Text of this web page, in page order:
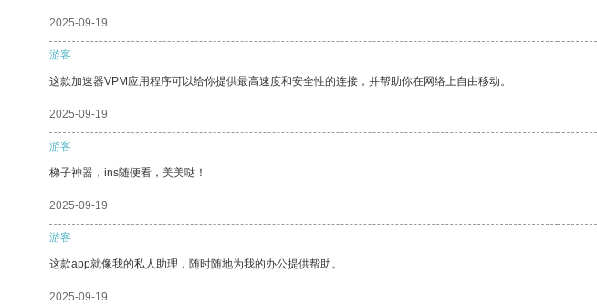
2025-09-19
游客
这款加速器VPM应用程序可以给你提供最高速度和安全性的连接，并帮助你在网络上自由移动。
2025-09-19
游客
梯子神器，ins随便看，美美哒！
2025-09-19
游客
这款app就像我的私人助理，随时随地为我的办公提供帮助。
2025-09-19